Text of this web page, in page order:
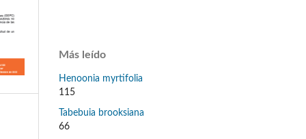
Más leído
Henoonia myrtifolia
115
Tabebuia brooksiana
66